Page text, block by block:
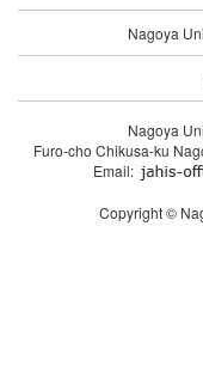
Nagoya
Nagoya
Furo-cho Chikusa-ku
Email:
Copyright ©